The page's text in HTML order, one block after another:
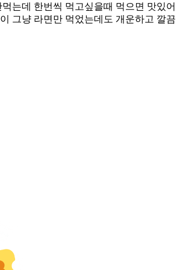
는데 한번씩 먹고싶을때 먹으면 맛있어
그냥 라면만 먹었는데도 개운하고 깔끔